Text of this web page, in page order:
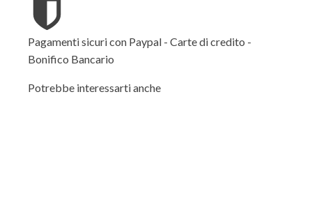
Pagamenti sicuri con Paypal - Carte di credito -
Bonifico Bancario
Potrebbe interessarti anche